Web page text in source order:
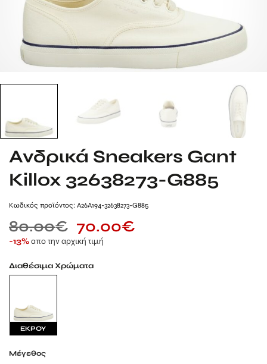
Ανδρικά Sneakers Gant
Killox 32638273-G885
Kωδικός προϊόντος: A26A194-32638273-G885
80.00€ 70.00€
-13%απο την αρχική τιμή
Διαθέσιμα Χρώματα
ΕΚΡΟΥ
Μέγεθος